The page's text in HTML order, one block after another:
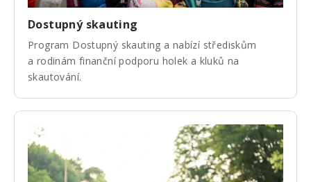
Dostupný skauting
Program Dostupný skauting a nabízí střediskům
a rodinám finanční podporu holek a kluků na
skautování.